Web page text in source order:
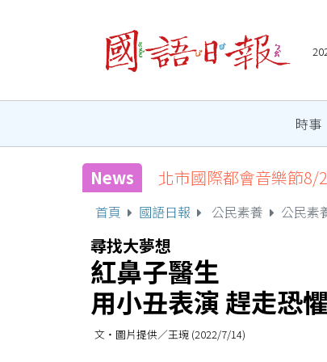
時事
News 北市國際都會音樂節
首頁 國語日報 公民素養 公民素
尋找大夢想
紅鼻子醫生
用小丑表演 趕走恐
文‧圖片提供／王琬 (2022/7/14)